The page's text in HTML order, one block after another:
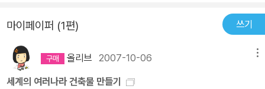
마이페이퍼 (1편) 쓰기
올리브 2007-10-06
세계의 여러나라 건축물 만들기